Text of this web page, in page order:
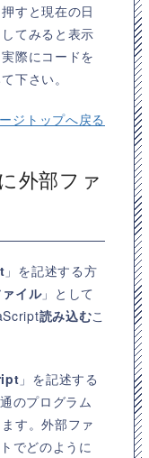
すと現在の日
てみると表示
際にコードを
下さい。
ジトップへ戻る
外部ファ
」を記述する方
イル」として
読み込むこ
」を記述する
のプログラム
す。外部ファ
でどのように